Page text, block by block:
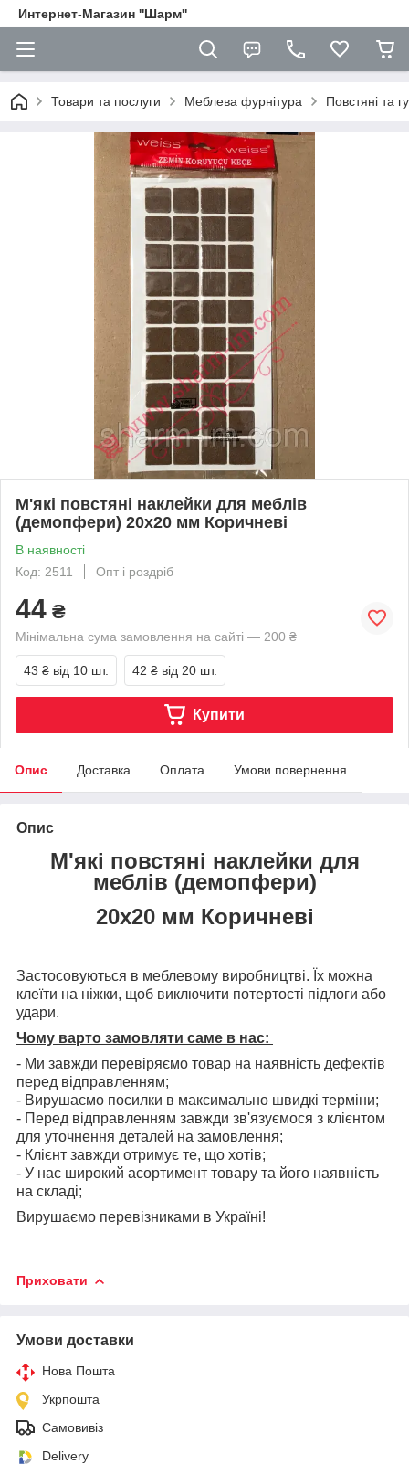
Интернет-Магазин ''Шарм''
Товари та послуги Меблева фурнітура Повстяні та
М'які повстяні наклейки для меблів
(демопфери) 20х20 мм Коричневі
В наявності
Код: 2511
Опт і роздріб
44 ₴
Мінімальна сума замовлення на сайті — 200 ₴
43 ₴ від 10 шт. 42 ₴ від 20 шт.
Купити
Опис Доставка Оплата Умови повернення
Опис
М'які повстяні наклейки для
меблів (демопфери)
20х20 мм Коричневі
Застосовуються в меблевому виробництві. Їх можна
клеїти на ніжки, щоб виключити потертості підлоги або
удари.
Чому варто замовляти саме в нас:
- Ми завжди перевіряємо товар на наявність дефектів
перед відправленням;
- Вирушаємо посилки в максимально швидкі терміни;
- Перед відправленням завжди зв'язуємося з клієнтом
для уточнення деталей на замовлення;
- Клієнт завжди отримує те, що хотів;
- У нас широкий асортимент товару та його наявність
на складі;
Вирушаємо перевізниками в Україні!
Приховати
Умови доставки
Нова Пошта
Укрпошта
Самовивіз
Delivery